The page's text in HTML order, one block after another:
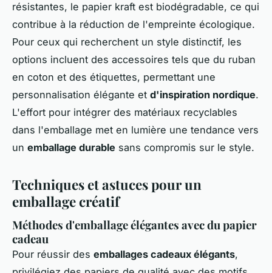
résistantes, le papier kraft est biodégradable, ce qui
contribue à la réduction de l'empreinte écologique.
Pour ceux qui recherchent un style distinctif, les
options incluent des accessoires tels que du ruban
en coton et des étiquettes, permettant une
personnalisation élégante et d'inspiration nordique.
L'effort pour intégrer des matériaux recyclables
dans l'emballage met en lumière une tendance vers
un emballage durable sans compromis sur le style.
Techniques et astuces pour un
emballage créatif
Méthodes d'emballage élégantes avec du papier
cadeau
Pour réussir des emballages cadeaux élégants,